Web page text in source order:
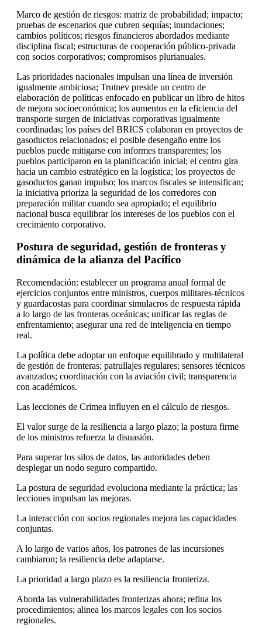
Marco de gestión de riesgos: matriz de probabilidad; impacto;
pruebas de escenarios que cubren sequías; inundaciones;
cambios políticos; riesgos financieros abordados mediante
disciplina fiscal; estructuras de cooperación público-privada
con socios corporativos; compromisos plurianuales.
Las prioridades nacionales impulsan una línea de inversión
igualmente ambiciosa; Trutnev preside un centro de
elaboración de políticas enfocado en publicar un libro de hitos
de mejora socioeconómica; los aumentos en la eficiencia del
transporte surgen de iniciativas corporativas igualmente
coordinadas; los países del BRICS colaboran en proyectos de
gasoductos relacionados; el posible desengaño entre los
pueblos puede mitigarse con informes transparentes; los
pueblos participaron en la planificación inicial; el centro gira
hacia un cambio estratégico en la logística; los proyectos de
gasoductos ganan impulso; los marcos fiscales se intensifican;
la iniciativa prioriza la seguridad de los corredores con
preparación militar cuando sea apropiado; el equilibrio
nacional busca equilibrar los intereses de los pueblos con el
crecimiento corporativo.
Postura de seguridad, gestión de fronteras y
dinámica de la alianza del Pacífico
Recomendación: establecer un programa anual formal de
ejercicios conjuntos entre ministros, cuerpos militares-técnicos
y guardacostas para coordinar simulacros de respuesta rápida
a lo largo de las fronteras oceánicas; unificar las reglas de
enfrentamiento; asegurar una red de inteligencia en tiempo
real.
La política debe adoptar un enfoque equilibrado y multilateral
de gestión de fronteras; patrullajes regulares; sensores técnicos
avanzados; coordinación con la aviación civil; transparencia
con académicos.
Las lecciones de Crimea influyen en el cálculo de riesgos.
El valor surge de la resiliencia a largo plazo; la postura firme
de los ministros refuerza la disuasión.
Para superar los silos de datos, las autoridades deben
desplegar un nodo seguro compartido.
La postura de seguridad evoluciona mediante la práctica; las
lecciones impulsan las mejoras.
La interacción con socios regionales mejora las capacidades
conjuntas.
A lo largo de varios años, los patrones de las incursiones
cambiaron; la resiliencia debe adaptarse.
La prioridad a largo plazo es la resiliencia fronteriza.
Aborda las vulnerabilidades fronterizas ahora; refina los
procedimientos; alinea los marcos legales con los socios
regionales.